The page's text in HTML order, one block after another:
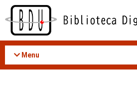
Acessar
conteúdo
Menu